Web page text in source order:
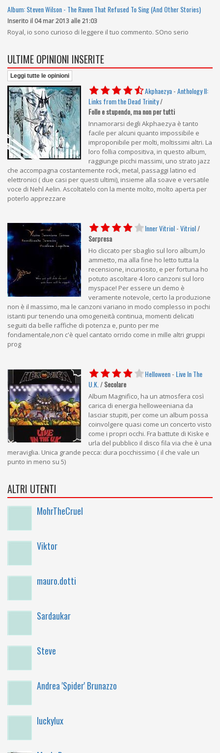
Album: Steven Wilson - The Raven That Refused To Sing (And Other Stories)
Inserito il 04 mar 2013 alle 21:03
Royal, io sono curioso di leggere il tuo commento. SOno serio
ULTIME OPINIONI INSERITE
Leggi tutte le opinioni
Akphaezya-Anthology II:
Links from the Dead Trinity/
Folle e stupendo, ma non per tutti
Innamorarsi degli Akphaezya è tanto
facile per alcuni quanto impossibile e
improponibile per molti, moltissimi altri. La
loro follia compositiva, in questo album,
raggiunge picchi massimi, uno strato jazz
che accompagna costantemente rock, metal, passaggi latino ed
elettronici ( due casi per questi ultimi), insieme alla soave e versatile
voce di Nehl Aelin. Ascoltatelo con la mente molto, molto aperta per
poterlo apprezzare
Inner Vitriol-Vitriol/
Sorpresa
Ho cliccato per sbaglio sul loro album,lo
ammetto, ma alla fine ho letto tutta la
recensione, incuriosito, e per fortuna ho
potuto ascoltare 4 loro canzoni sul loro
myspace! Per essere un demo è
veramente notevole, certo la produzione
non è il massimo, ma le canzoni variano in modo complesso in pochi
istanti pur tenendo una omogeneità continua, momenti delicati
seguiti da belle raffiche di potenza e, punto per me
fondamentale,non c'è quel cantato orrido come in mille altri gruppi
prog
Helloween- Live In The
U.K. /Secolare
Album Magnifico, ha un atmosfera così
carica di energia helloweeniana da
lasciar stupiti, per come un album possa
coinvolgere quasi come un concerto visto
come i propri occhi. Fra battute di Kiske e
urla del pubblico il disco fila via che è una
meraviglia. Unica grande pecca: dura pocchissimo ( il che vale un
punto in meno su 5)
ALTRI UTENTI
MohrTheCruel
Viktor
mauro.dotti
Sardaukar
Steve
Andrea 'Spider' Brunazzo
luckylux